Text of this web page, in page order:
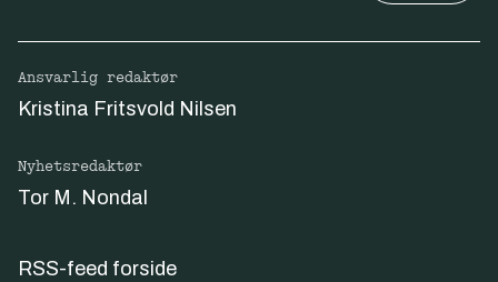
Ansvarlig redaktør
Kristina Fritsvold Nilsen
Nyhetsredaktør
Tor M. Nondal
RSS-feed forside